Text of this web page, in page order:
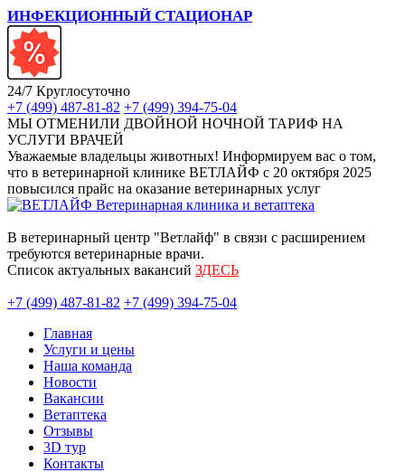
ИНФЕКЦИОННЫЙ СТАЦИОНАР
24/7 Круглосуточно
+7 (499) 487-81-82 +7 (499) 394-75-04
МЫ ОТМЕНИЛИ ДВОЙНОЙ НОЧНОЙ ТАРИФ НА
УСЛУГИ ВРАЧЕЙ
Уважаемые владельцы животных! Информируем вас о том,
что в ветеринарной клинике ВЕТЛАЙФ с 20 октября 2025
повысился прайс на оказание ветеринарных услуг
В ветеринарный центр "Ветлайф" в связи с расширением
требуются ветеринарные врачи.
Список актуальных вакансий ЗДЕСЬ
+7 (499) 487-81-82 +7 (499) 394-75-04
Главная
Услуги и цены
Наша команда
Новости
Вакансии
Ветаптека
Отзывы
3D тур
Контакты